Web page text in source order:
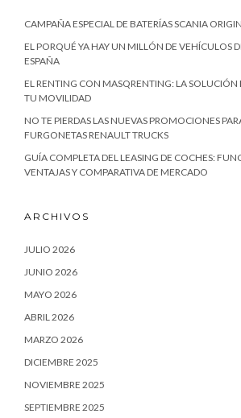
CAMPAÑA ESPECIAL DE BATERÍAS SCANIA
EL PORQUÉ YA HAY UN MILLÓN DE VEHÍCULOS
ESPAÑA
EL RENTING CON MASQRENTING: LA SOLUCIÓN
TU MOVILIDAD
NO TE PIERDAS LAS NUEVAS PROMOCIONES
FURGONETAS RENAULT TRUCKS
GUÍA COMPLETA DEL LEASING DE COCHES:
VENTAJAS Y COMPARATIVA DE MERCADO
ARCHIVOS
JULIO 2026
JUNIO 2026
MAYO 2026
ABRIL 2026
MARZO 2026
DICIEMBRE 2025
NOVIEMBRE 2025
SEPTIEMBRE 2025